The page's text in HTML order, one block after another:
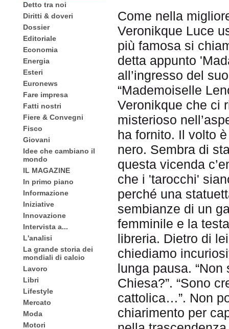
Detto tra noi
Diritti & doveri
Dossier
Editoriale
Economia
Energia
Esteri
Euronews
Fare impresa
Fatti nostri
Fiere & Convegni
Fisco
Giovani
Idee che cambiano il
mondo
IL MAGAZINE
In primo piano
Informazione
Iniziative
Innovazione
Intervista a...
L'analisi
La grande storia dei
mondiali di calcio
Lavoro
Libri
Lifestyle
Mercato
Moda
Motori
Come nella
Veronikque Luce
più famosa si
detta appunto
all’ingresso del
“Mademoiselle
Veronikque che ci
misterioso
ha fornito. Il volto
nero. Sembra di
questa vicenda
che i 'tarocchi'
perché una
sembianze di un
femminile e la
libreria. Dietro di
chiediamo
lunga pausa.
Chiesa?”. “Sono
cattolica…”. Non
chiarimento per